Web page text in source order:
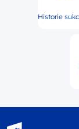
Historie